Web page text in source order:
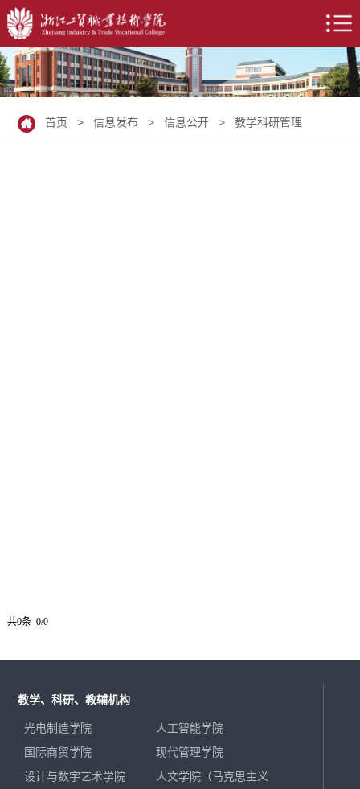
首页 >信息发布 >信息公开 >教学科研管理
共0条 0/0
教学、科研、教辅机构
光电制造学院
人工智能学院
国际商贸学院
现代管理学院
设计与数字艺术学院
人文学院（马克思主义